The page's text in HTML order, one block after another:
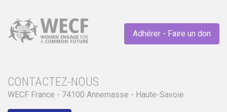
Adhérer - Faire un don
CONTACTEZ-NOUS
WECF France - 74100 Annemasse - Haute-Savoie